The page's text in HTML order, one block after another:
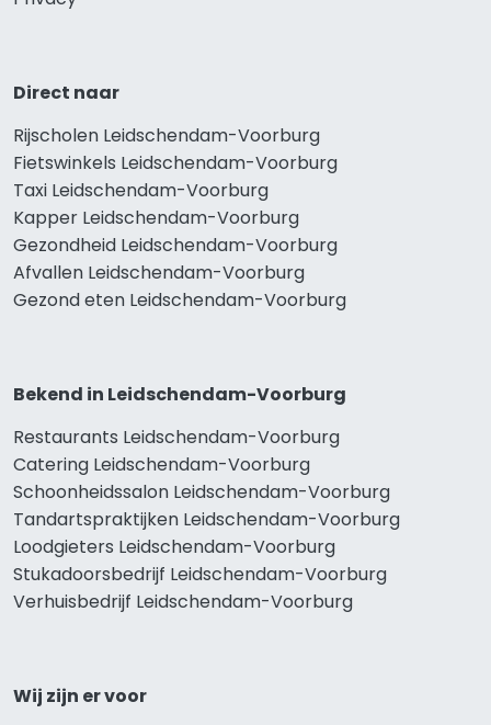
Direct naar
Rijscholen Leidschendam-Voorburg
Fietswinkels Leidschendam-Voorburg
Taxi Leidschendam-Voorburg
Kapper Leidschendam-Voorburg
Gezondheid Leidschendam-Voorburg
Afvallen Leidschendam-Voorburg
Gezond eten Leidschendam-Voorburg
Bekend in Leidschendam-Voorburg
Restaurants Leidschendam-Voorburg
Catering Leidschendam-Voorburg
Schoonheidssalon Leidschendam-Voorburg
Tandartspraktijken Leidschendam-Voorburg
Loodgieters Leidschendam-Voorburg
Stukadoorsbedrijf Leidschendam-Voorburg
Verhuisbedrijf Leidschendam-Voorburg
Wij zijn er voor